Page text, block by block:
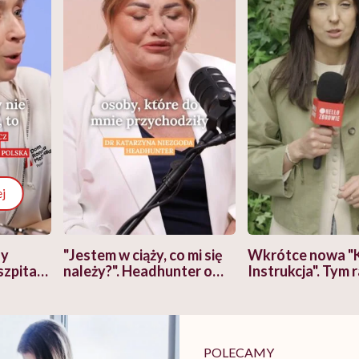
"Jestem w ciąży, co mi się
należy?". Headhunter o
pracy
Wkrótce nowa
Instrukcja". Tym
POLECAMY